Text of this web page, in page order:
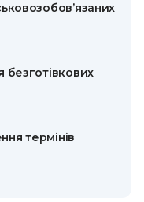
безготівкових
термінів